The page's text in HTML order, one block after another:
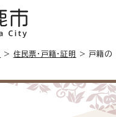
> 住民票・戸籍・証明
> 戸籍の